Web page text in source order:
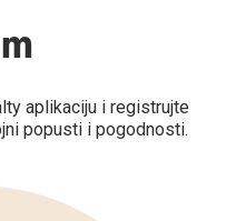
aplikaciju i registrujte
popusti i pogodnosti.